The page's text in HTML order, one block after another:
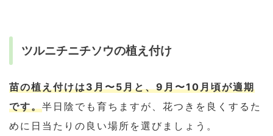
ツルニチニチソウの植え付け
苗の植え付けは3月〜5月と、9月〜10月頃が適期
です。半日陰でも育ちますが、花つきを良くするた
めに日当たりの良い場所を選びましょう。